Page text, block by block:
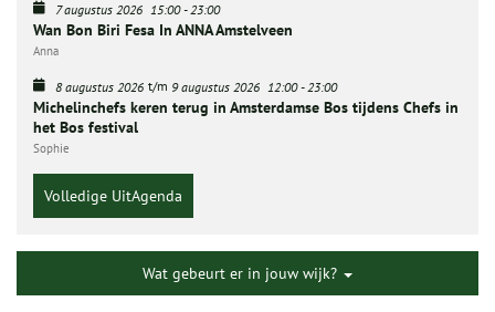
7 augustus 2026 15:00-23:00
Wan Bon Biri Fesa In ANNA Amstelveen
Anna
8 augustus 2026 t/m 9 augustus 2026 12:00-23:00
Michelinchefs keren terug in Amsterdamse Bos tijdens Chefs in
het Bos festival
Sophie
Volledige UitAgenda
Wat gebeurt er in jouw wijk?